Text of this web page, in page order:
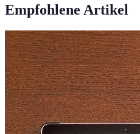
Empfohlene Artikel